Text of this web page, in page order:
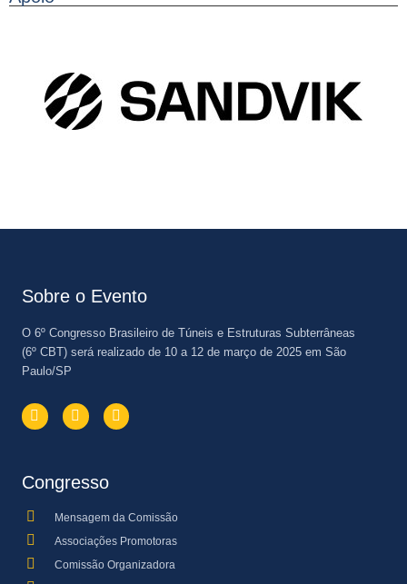
Sobre o Evento
O 6º Congresso Brasileiro de Túneis e Estruturas Subterrâneas
(6º CBT) será realizado de 10 a 12 de março de 2025 em São
Paulo/SP
Congresso
Mensagem da Comissão
Associações Promotoras
Comissão Organizadora